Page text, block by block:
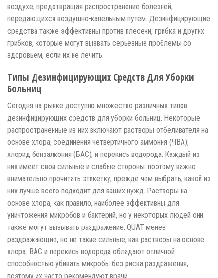
воздухе, предотвращая распространение болезней,
передающихся воздушно-капельным путем. Дезинфицирующие
средства также эффективны против плесени, грибка и других
грибков, которые могут вызвать серьезные проблемы со
здоровьем, если их не лечить.
Типы Дезинфицирующих Средств Для Уборки
Больниц
Сегодня на рынке доступно множество различных типов
дезинфицирующих средств для уборки больниц. Некоторые
распространенные из них включают растворы отбеливателя на
основе хлора; соединения четвертичного аммония (ЧВА);
хлорид бензалкония (БАС); и перекись водорода. Каждый из
них имеет свои сильные и слабые стороны, поэтому важно
внимательно прочитать этикетку, прежде чем выбрать, какой из
них лучше всего подходит для ваших нужд. Растворы на
основе хлора, как правило, наиболее эффективны для
уничтожения микробов и бактерий, но у некоторых людей они
также могут вызывать раздражение. QUAT менее
раздражающие, но не такие сильные, как растворы на основе
хлора. BAC и перекись водорода обладают отличной
способностью убивать микробы без риска раздражения,
поэтому их часто рекомендуют врачи.